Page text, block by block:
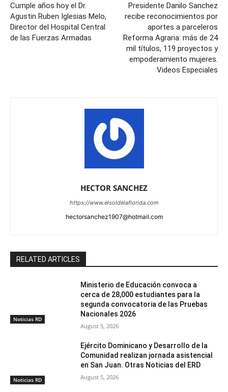
Cumple años hoy el Dr.
Agustin Ruben Iglesias Melo,
Director del Hospital Central
de las Fuerzas Armadas
Presidente Danilo Sanchez
recibe reconocimientos por
aportes a parceleros
Reforma Agraria: más de 24
mil títulos, 119 proyectos y
empoderamiento mujeres.
Videos Especiales
HECTOR SANCHEZ
https://www.elsoldelaflorida.com
hectorsanchez1907@hotmail.com
RELATED ARTICLES
Noticias RD
Ministerio de Educación convoca a
cerca de 28,000 estudiantes para la
segunda convocatoria de las Pruebas
Nacionales 2026
August 5, 2026
Noticias RD
Ejército Dominicano y Desarrollo de la
Comunidad realizan jornada asistencial
en San Juan. Otras Noticias del ERD
August 5, 2026